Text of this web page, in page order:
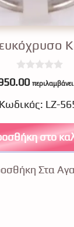
0
o
t
f
5
Κωδικός: LZ-
στο
Στα